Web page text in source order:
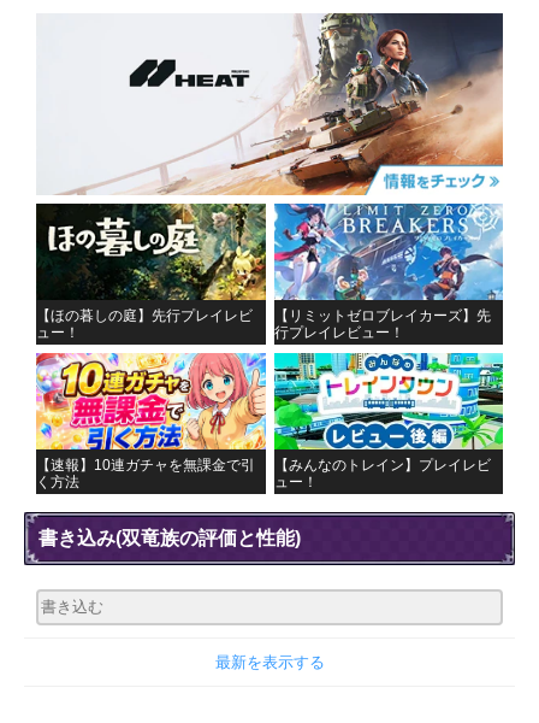
【ほの暮しの庭】先行プレイレビ
ュー！
【リミットゼロブレイカーズ】先
行プレイレビュー！
【速報】10連ガチャを無課金で引
く方法
【みんなのトレイン】プレイレビ
ュー！
書き込み(双竜族の評価と性能)
最新を表示する